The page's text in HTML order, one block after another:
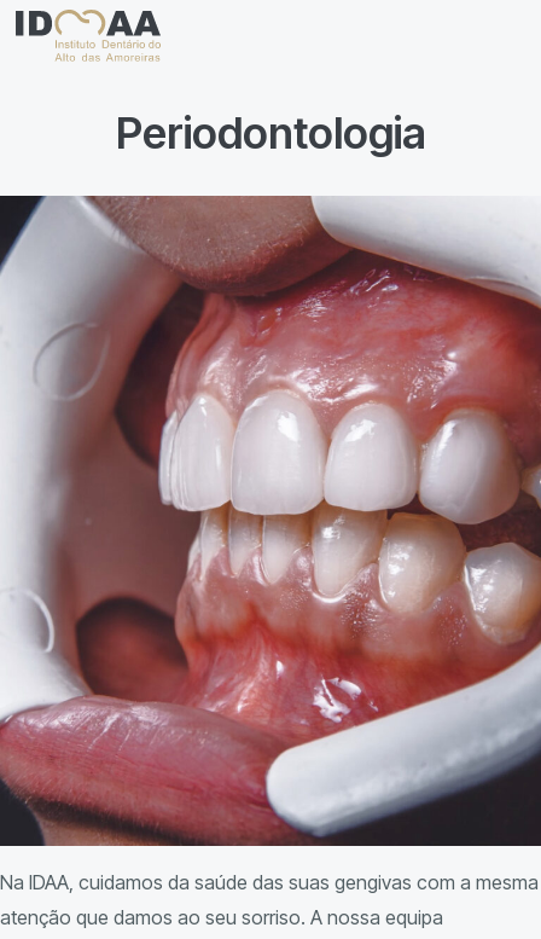
Periodontologia
Na IDAA, cuidamos da saúde das suas gengivas com a mesma
atenção que damos ao seu sorriso. A nossa equipa